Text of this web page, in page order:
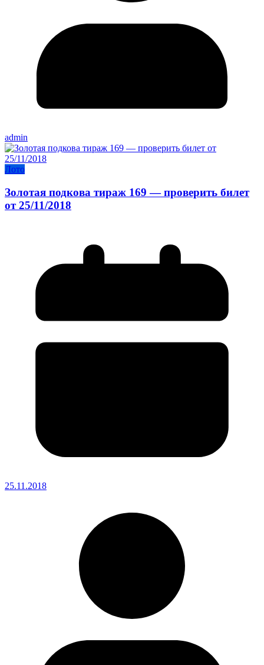
admin
Лото
Золотая подкова тираж 169 — проверить билет
от 25/11/2018
25.11.2018